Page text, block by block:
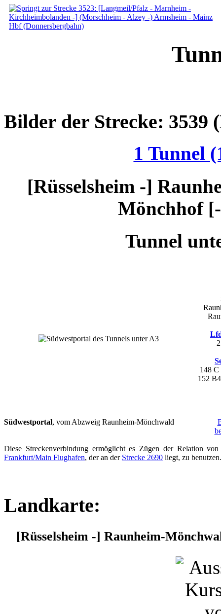
Bilder der Strecke: 3539
1 Tunnel
[Rüsselsheim -]
Mönchhof
Tunnel
148 C
152
Südwestportal, vom Abzweig Raunheim-Mönchwald
Diese Streckenverbindung ermöglicht es Zügen der Relation
Frankfurt/Main Flughafen, der an der Strecke 2690 liegt, zu benutzen.
Landkarte:
[Rüsselsheim -] Raunheim-